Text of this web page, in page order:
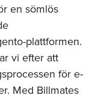
en sömlös
plattformen.
vi efter att
för e-
Med Billmates